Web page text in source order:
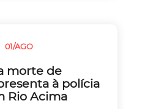
01/AGO
morte de
à polícia
Rio Acima